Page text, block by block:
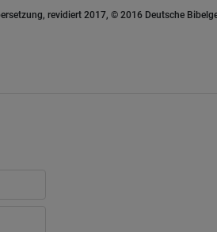
revidiert 2017, © 2016 Deutsche